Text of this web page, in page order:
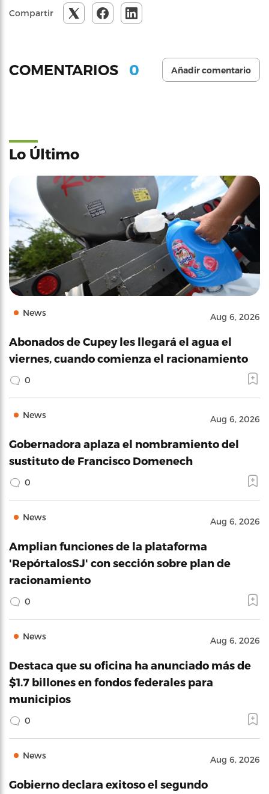
Compartir
COMENTARIOS 0 Añadir comentario
Lo Último
News Aug 6, 2026
Abonados de Cupey les llegará el agua el
viernes, cuando comienza el racionamiento
0
News Aug 6, 2026
Gobernadora aplaza el nombramiento del
sustituto de Francisco Domenech
0
News Aug 6, 2026
Amplian funciones de la plataforma
'RepórtalosSJ' con sección sobre plan de
racionamiento
0
News Aug 6, 2026
Destaca que su oficina ha anunciado más de
$1.7 billones en fondos federales para
municipios
0
News Aug 6, 2026
Gobierno declara exitoso el segundo